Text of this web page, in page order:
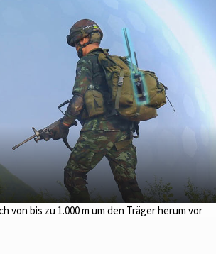
bis zu 1.000 m um den Träger herum vor